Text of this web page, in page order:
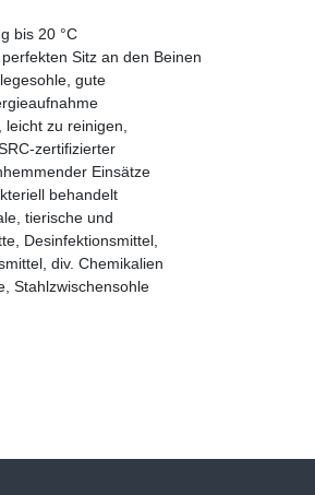
bis 20 °C
Sitz an den Beinen
gute
zu reinigen,
zertifizierter
Einsätze
behandelt
tierische und
Desinfektionsmittel,
div. Chemikalien
Stahlzwischensohle